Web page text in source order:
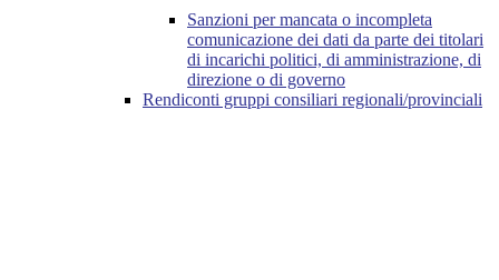
Sanzioni per mancata o incompleta
comunicazione dei dati da parte dei titolari
di incarichi politici, di amministrazione, di
direzione o di governo
Rendiconti gruppi consiliari regionali/provinciali